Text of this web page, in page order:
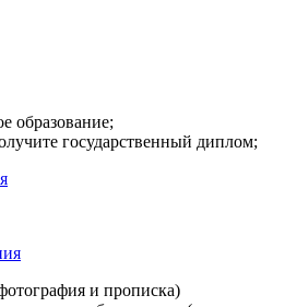
образование;
государственный диплом;
и прописка)